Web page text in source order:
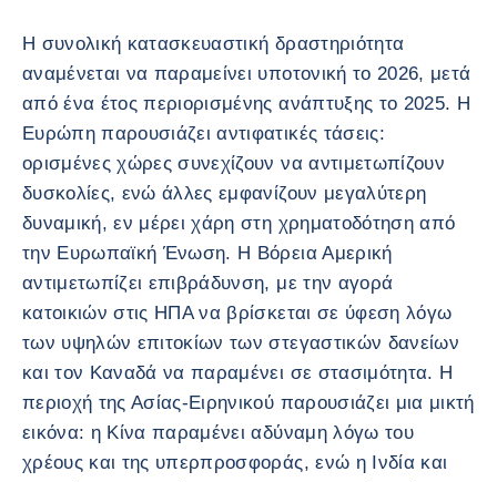
Η συνολική κατασκευαστική δραστηριότητα
αναμένεται να παραμείνει υποτονική το 2026, μετά
από ένα έτος περιορισμένης ανάπτυξης το 2025. Η
Ευρώπη παρουσιάζει αντιφατικές τάσεις:
ορισμένες χώρες συνεχίζουν να αντιμετωπίζουν
δυσκολίες, ενώ άλλες εμφανίζουν μεγαλύτερη
δυναμική, εν μέρει χάρη στη χρηματοδότηση από
την Ευρωπαϊκή Ένωση. Η Βόρεια Αμερική
αντιμετωπίζει επιβράδυνση, με την αγορά
κατοικιών στις ΗΠΑ να βρίσκεται σε ύφεση λόγω
των υψηλών επιτοκίων των στεγαστικών δανείων
και τον Καναδά να παραμένει σε στασιμότητα. Η
περιοχή της Ασίας-Ειρηνικού παρουσιάζει μια μικτή
εικόνα: η Κίνα παραμένει αδύναμη λόγω του
χρέους και της υπερπροσφοράς, ενώ η Ινδία και